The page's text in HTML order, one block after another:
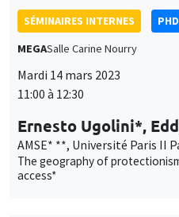
SÉMINAIRES INTERNES
MEGASalle Carine Nourry
Mardi 14 mars 2023
11:00 à 12:30
Ernesto Ugolini*,
AMSE* **, Université Paris II
The geography of
access*
personnelles
et
des
cookies
politique de confidentialité.
Personnaliser